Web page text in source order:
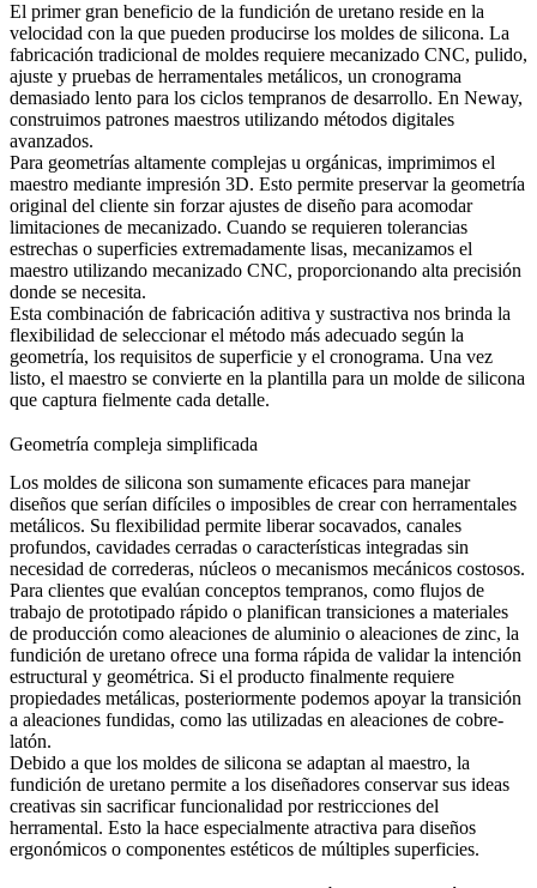
El primer gran beneficio de la fundición de uretano reside en la
velocidad con la que pueden producirse los moldes de silicona. La
fabricación tradicional de moldes requiere mecanizado CNC, pulido,
ajuste y pruebas de herramentales metálicos, un cronograma
demasiado lento para los ciclos tempranos de desarrollo. En Neway,
construimos patrones maestros utilizando métodos digitales
avanzados.
Para geometrías altamente complejas u orgánicas, imprimimos el
maestro mediante impresión 3D. Esto permite preservar la geometría
original del cliente sin forzar ajustes de diseño para acomodar
limitaciones de mecanizado. Cuando se requieren tolerancias
estrechas o superficies extremadamente lisas, mecanizamos el
maestro utilizando mecanizado CNC, proporcionando alta precisión
donde se necesita.
Esta combinación de fabricación aditiva y sustractiva nos brinda la
flexibilidad de seleccionar el método más adecuado según la
geometría, los requisitos de superficie y el cronograma. Una vez
listo, el maestro se convierte en la plantilla para un molde de silicona
que captura fielmente cada detalle.
Geometría compleja simplificada
Los moldes de silicona son sumamente eficaces para manejar
diseños que serían difíciles o imposibles de crear con herramentales
metálicos. Su flexibilidad permite liberar socavados, canales
profundos, cavidades cerradas o características integradas sin
necesidad de correderas, núcleos o mecanismos mecánicos costosos.
Para clientes que evalúan conceptos tempranos, como flujos de
trabajo de prototipado rápido o planifican transiciones a materiales
de producción como aleaciones de aluminio o aleaciones de zinc, la
fundición de uretano ofrece una forma rápida de validar la intención
estructural y geométrica. Si el producto finalmente requiere
propiedades metálicas, posteriormente podemos apoyar la transición
a aleaciones fundidas, como las utilizadas en aleaciones de cobre-
latón.
Debido a que los moldes de silicona se adaptan al maestro, la
fundición de uretano permite a los diseñadores conservar sus ideas
creativas sin sacrificar funcionalidad por restricciones del
herramental. Esto la hace especialmente atractiva para diseños
ergonómicos o componentes estéticos de múltiples superficies.